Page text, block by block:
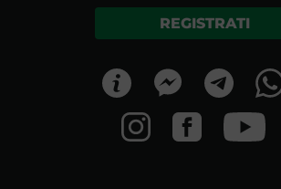
REGISTRATI